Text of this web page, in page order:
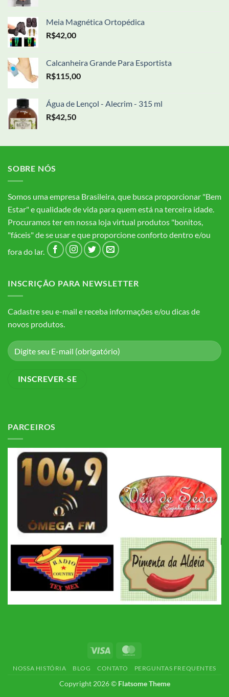
Meia Magnética Ortopédica
R$42,00
Calcanheira Grande Para Esportista
R$115,00
Água de Lençol - Alecrim - 315 ml
R$42,50
SOBRE NÓS
Somos uma empresa Brasileira, que busca proporcionar "Bem
Estar" e qualidade de vida para quem está na terceira idade.
Procuramos ter em nossa loja virtual produtos "bonitos,
"fáceis" de se usar e que proporcione conforto dentro e/ou
fora do lar.
INSCRIÇÃO PARA NEWSLETTER
Cadastre seu e-mail e receba informações e/ou dicas de
novos produtos.
PARCEIROS
Visa
NOSSA HISTÓRIA BLOG CONTATO PERGUNTAS FREQUENTES
Copyright 2026 © Flatsome Theme